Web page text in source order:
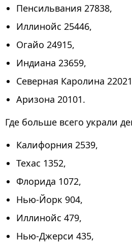
Пенсильвания 27838,
Иллинойс 25446,
Огайо 24915,
Индиана 23659,
Северная Каролина
Аризона 20101.
Где больше всего украли
Калифорния 2539,
Техас 1352,
Флорида 1072,
Нью-Йорк 904,
Иллинойс 479,
Нью-Джерси 435,